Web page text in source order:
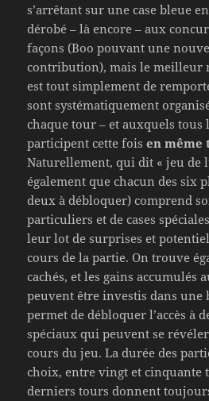
s’arrêtant sur une case bleue
dérobé – là encore – aux
façons (Boo pouvant une
contribution), mais le meilleur
est tout simplement de
sont systématiquement
chaque tour – et auxquels tous
participent cette foisen même
Naturellement, qui dit « jeu de
également que chacun des six
deux à débloquer) comprend
particuliers et de cases
leur lot de surprises et
cours de la partie. On trouve
cachés, et les gains accumulés
peuvent être investis dans
permet de débloquer l’accès à
spéciaux qui peuvent se
cours du jeu. La durée des
choix, entre vingt et cinquante
derniers tours donnent